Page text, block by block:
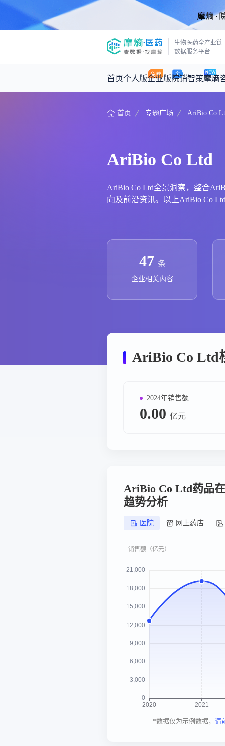
生物医药全产业链
数据服务平台
首页个人版企业版院销智策摩熵
咨询服务
产品立项评估及管线规划
投资决策与交易估值
摩熵原创
深度分析
投融资
时讯
数据中心
基于市场数据，为您提供全面的市场
政策法规
药品生产企业
王中健
首页 专题广场 AriBio Co
AriBio Co Ltd
AriBio Co Ltd全景洞察，整合
向及前沿资讯。以上AriBio Co
47 条
企业相关内容
AriBio Co Ltd
2024年销售额
0.00 亿元
AriBio Co Ltd药品
趋势分析
医院 网上药店
*数据仅为示例数据， 请